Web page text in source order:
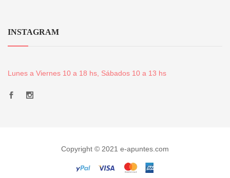
INSTAGRAM
Lunes a Viernes 10 a 18 hs, Sábados 10 a 13 hs
Copyright © 2021 e-apuntes.com